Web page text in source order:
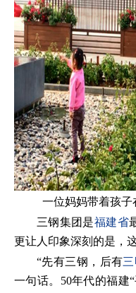
一位妈妈带着孩
三钢集团是福建省
更让人印象深刻的是，
“先有三钢，后有三
一句话。50年代的福建